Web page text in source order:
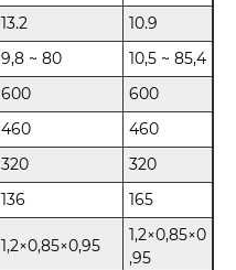
13.2
10.9
9,8 ~ 80 10,5 ~ 85,4
600
600
460
460
320
320
136 165
1,2×0,85×0,95
1,2×0,85×0
,95